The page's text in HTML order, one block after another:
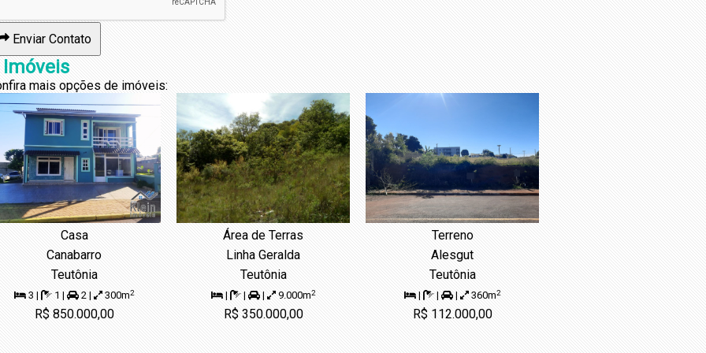
Enviar Contato
mais opções de imóveis:
Casa
Canabarro
Teutônia
3 | 1 | 2 | 300m2
R$ 850.000,00
Área de Terras
Linha Geralda
Teutônia
| | | 9.000m2
R$ 350.000,00
Terreno
Alesgut
Teutônia
| | | 360m2
R$ 112.000,00